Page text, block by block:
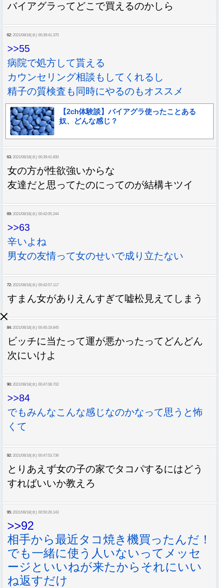
バイアグラってどこで買えるのかしら
62: 2021/08/18(水) 00:39:41.370
>>55
病院で処方して貰える
カウンセリング相談もしてくれるし
精子の質検査も同時にやるのもオススメ
【2ch体験談】バイアグラ使ったことある
奴、どんな感じ？
63: 2021/08/18(水) 00:39:41.600
女の方が性欲強いからな
友達だと思ってたのにってのが結構キツイ
69: 2021/08/18(水) 00:42:05.244
>>63
辛いよね
男女の友情って女のせいで成り立たない
72: 2021/08/18(水) 00:42:57.117
すまん女がありえんすぎて嘘松見えてしまう
84: 2021/08/18(水) 00:45:19.845
ビッチに当たって運が悪かったってどんどん
次にいけよ
90: 2021/08/18(水) 00:47:08.702
>>84
でもみんなこんな感じなのかなって思うと怖
くて
92: 2021/08/18(水) 00:47:53.736
とりあえず女の子の家でタコパするにはどう
すればいいか教えろ
95: 2021/08/18(水) 00:50:26.143
>>92
相手から最近タコ焼き機買ったんだ！
でも一緒に使う人いないってメッセ
ージといいねが来たからそれにいい
ね返すだけ